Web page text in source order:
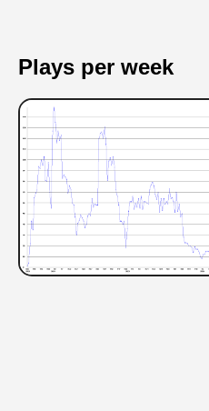
Plays per week